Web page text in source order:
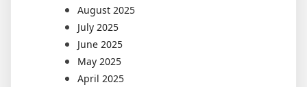
August 2025
July 2025
June 2025
May 2025
April 2025